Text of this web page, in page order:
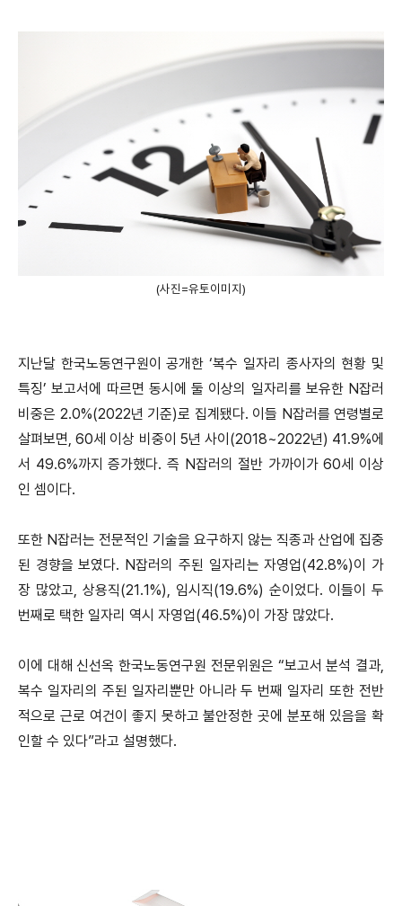
(사진=유토이미지)
지난달 한국노동연구원이 공개한 ‘복수 일자리 종사자의 현황 및
특징’ 보고서에 따르면 동시에 둘 이상의 일자리를 보유한 N잡러
비중은 2.0%(2022년 기준)로 집계됐다. 이들 N잡러를 연령별로
살펴보면, 60세 이상 비중이 5년 사이(2018~2022년) 41.9%에
서 49.6%까지 증가했다. 즉 N잡러의 절반 가까이가 60세 이상
인 셈이다.
또한 N잡러는 전문적인 기술을 요구하지 않는 직종과 산업에 집중
된 경향을 보였다. N잡러의 주된 일자리는 자영업(42.8%)이 가
장 많았고, 상용직(21.1%), 임시직(19.6%) 순이었다. 이들이 두
번째로 택한 일자리 역시 자영업(46.5%)이 가장 많았다.
이에 대해 신선옥 한국노동연구원 전문위원은 “보고서 분석 결과,
복수 일자리의 주된 일자리뿐만 아니라 두 번째 일자리 또한 전반
적으로 근로 여건이 좋지 못하고 불안정한 곳에 분포해 있음을 확
인할 수 있다”라고 설명했다.